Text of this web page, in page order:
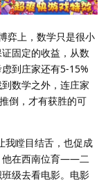
弈上，数学只是很小
固定的收益，从数
到庄家还有5-15%
数学之外，连庄家
倒，才有获胜的可
我瞠目结舌，也促成
他在西南位育——二
级去看电影。电影